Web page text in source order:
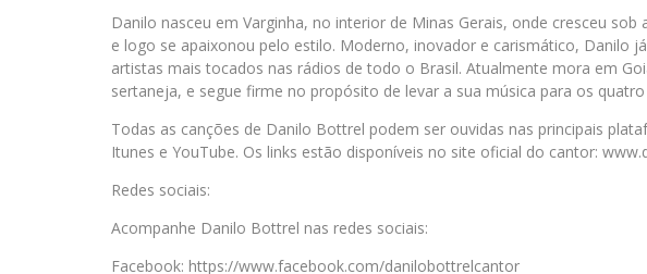
Danilo nasceu em Varginha, no interior de Minas Gerais, onde cresceu
e logo se apaixonou pelo estilo. Moderno, inovador e carismático, Danilo
artistas mais tocados nas rádios de todo o Brasil. Atualmente mora em
sertaneja, e segue firme no propósito de levar a sua música para os
Todas as canções de Danilo Bottrel podem ser ouvidas nas principais
Itunes e YouTube. Os links estão disponíveis no site oficial do cantor:
Redes sociais:
Acompanhe Danilo Bottrel nas redes sociais:
Facebook: https://www.facebook.com/danilobottrelcantor